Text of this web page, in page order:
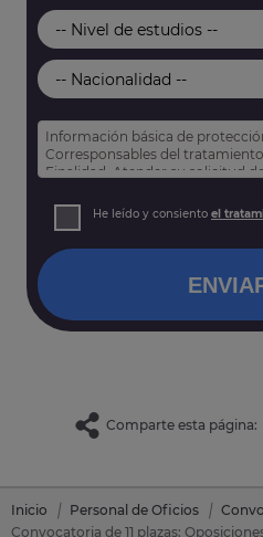
Información básica de
Corresponsables del
Finalidad: Atender su solicitud
Derechos: Puede acceder,
así como otros derechos tal y
He leído y consiento el
Comparte esta página:
Inicio Personal de Oficios